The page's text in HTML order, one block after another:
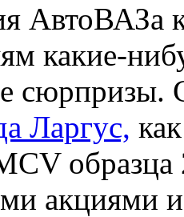
какие-
сюрпризы.
Ларгус,
образца
акциями